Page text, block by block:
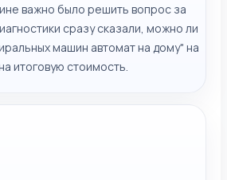
важно было решить вопрос за
сразу сказали, можно ли
машин автомат на дому" на
итоговую стоимость.